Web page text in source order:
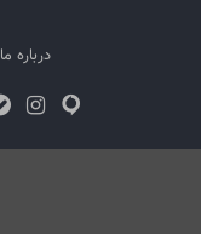
درباره ما